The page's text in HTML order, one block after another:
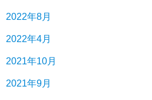
2022年8月
2022年4月
2021年10月
2021年9月